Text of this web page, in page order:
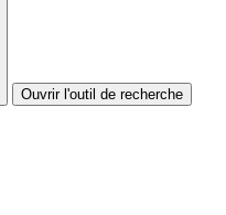
Ouvrir l'outil de recherche